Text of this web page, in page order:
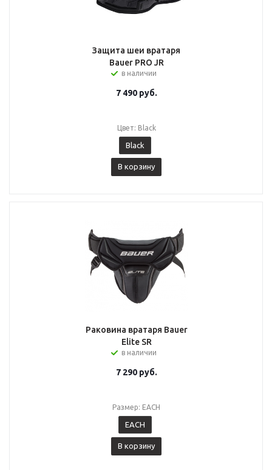
Защита шеи вратаря
Bauer PRO JR
в наличии
7 490руб.
Цвет: Black
Black
В корзину
Раковина вратаря Bauer
Elite SR
в наличии
7 290руб.
Размер: EACH
EACH
В корзину